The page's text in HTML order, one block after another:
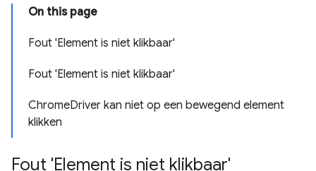
On this page
Fout 'Element is niet klikbaar'
Fout 'Element is niet klikbaar'
ChromeDriver kan niet op een bewegend element
klikken
Fout 'Element is niet klikbaar'